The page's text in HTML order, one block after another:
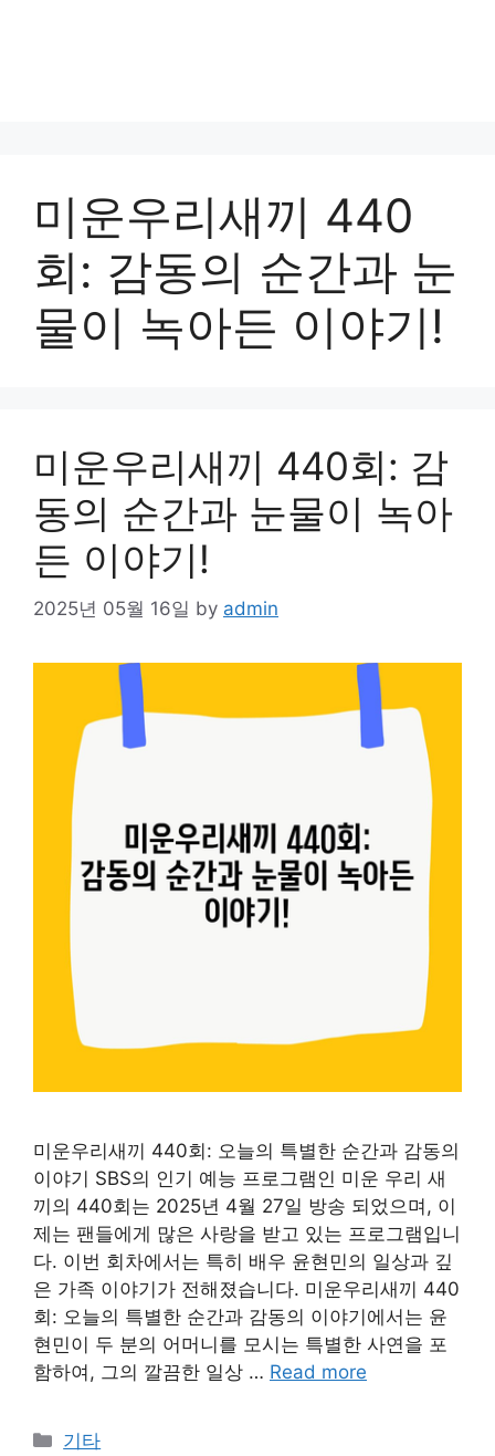
미운우리새끼 440
회: 감동의 순간과 눈
물이 녹아든 이야기!
미운우리새끼 440회: 감
동의 순간과 눈물이 녹아
든 이야기!
2025년 05월 16일 by admin
미운우리새끼 440회: 오늘의 특별한 순간과 감동의
이야기 SBS의 인기 예능 프로그램인 미운 우리 새
끼의 440회는 2025년 4월 27일 방송 되었으며, 이
제는 팬들에게 많은 사랑을 받고 있는 프로그램입니
다. 이번 회차에서는 특히 배우 윤현민의 일상과 깊
은 가족 이야기가 전해졌습니다. 미운우리새끼 440
회: 오늘의 특별한 순간과 감동의 이야기에서는 윤
현민이 두 분의 어머니를 모시는 특별한 사연을 포
함하여, 그의 깔끔한 일상 … Read more
Categories
기타